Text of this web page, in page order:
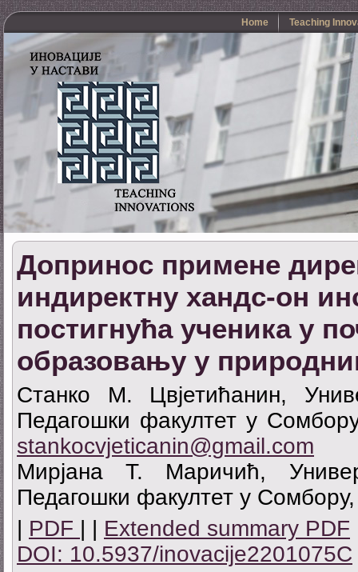
Home Teaching
Допринос примене
индиректну хандс-он
постигнућа ученика у
образовању у
Станко М. Цвјетићанин,
Педагошки факултет у
stankocvjeticanin@gmail.com
Мирјана Т. Маричић,
Педагошки факултет у
PDF Extended summary PDF
DOI: 10.5937/inovacije2201075C